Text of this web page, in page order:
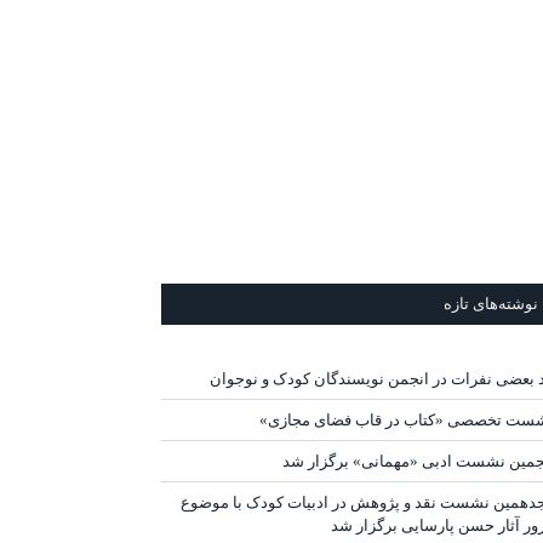
نوشته‌های تازه
بعضی نفرات در انجمن نویسندگان کودک و نوجوان
تخصصی «کتاب در قاب فضای مجازی»
نشست ادبی «مهمانی» برگزار شد
نشست نقد و پژوهش در ادبیات کودک با موضوع
آثار حسن پارسایی برگزار شد